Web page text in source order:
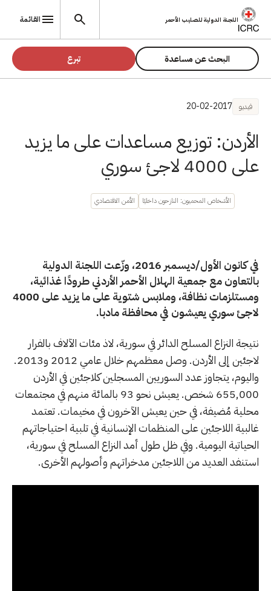
تجاوز إلى المحتوى الرئيسي
اللجنة الدولية للصليب الأحمر القائمة
البحث عن مساعدة تبرع
فيديو 20-02-2017
الأردن: توزيع مساعدات على ما يزيد
على 4000 لاجئ سوري
الأشخاص المحميون: النازحون داخليًا الأمن الاقتصادي
في كانون الأول/ديسمبر 2016، وزّعت اللجنة الدولية
بالتعاون مع جمعية الهلال الأحمر الأردني طرودًا غذائية،
ومستلزمات نظافة، وملابس شتوية على ما يزيد على 4000
لاجئ سوري يعيشون في محافظة مادبا.
نتيجة النزاع المسلح الدائر في سورية، لاذ مئات الآلاف بالفرار
لاجئين إلى الأردن. وصل معظمهم خلال عامي 2012 و2013.
واليوم، يتجاوز عدد السوريين المسجلين كلاجئين في الأردن
655,000 شخص. يعيش نحو 93 بالمائة منهم في مجتمعات
محلية مُضيفة، في حين يعيش الآخرون في مخيمات. تعتمد
غالبية اللاجئين على المنظمات الإنسانية في تلبية احتياجاتهم
الحياتية اليومية. وفي ظل طول أمد النزاع المسلح في سورية،
استنفد العديد من اللاجئين مدخراتهم وأصولهم الأخرى.